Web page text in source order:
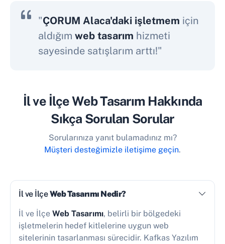
"ÇORUM Alaca'daki işletmem için
aldığım web tasarım hizmeti
sayesinde satışlarım arttı!"
İl ve İlçe Web Tasarım Hakkında
Sıkça Sorulan Sorular
Sorularınıza yanıt bulamadınız mı?
Müşteri desteğimizle iletişime geçin.
İl ve İlçeWeb Tasarımı Nedir?
İl ve İlçe Web Tasarımı, belirli bir bölgedeki
işletmelerin hedef kitlelerine uygun web
sitelerinin tasarlanması sürecidir. Kafkas Yazılım